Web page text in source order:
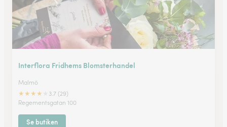
Interflora Fridhems Blomsterhandel
Malmö
★★★★
3.7 (29)
Regementsgatan 100
Se butiken